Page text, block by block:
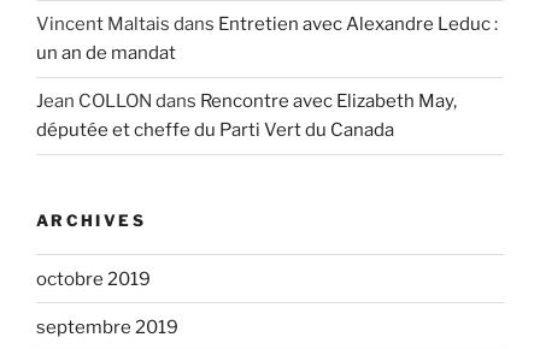
Vincent Maltais dans Entretien avec Alexandre Leduc :
un an de mandat
Jean COLLON dans Rencontre avec Elizabeth May,
députée et cheffe du Parti Vert du Canada
ARCHIVES
octobre 2019
septembre 2019